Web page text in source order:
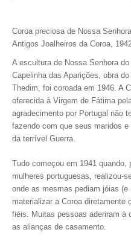
Coroa preciosa de Nossa
Antigos Joalheiros da Coroa,
A escultura de Nossa Senhora
Capelinha das Aparições, obra
Thedim, foi coroada em 1946. A
oferecida à Virgem de Fátima
agradecimento por Portugal não
fazendo com que seus maridos
da terrível Guerra.
Tudo começou em 1941 quando,
mulheres portuguesas, realizou-
onde as mesmas pediam jóias (e
materializar a Coroa diretamente
fiéis. Muitas pessoas aderiram à
as alianças de casamento.